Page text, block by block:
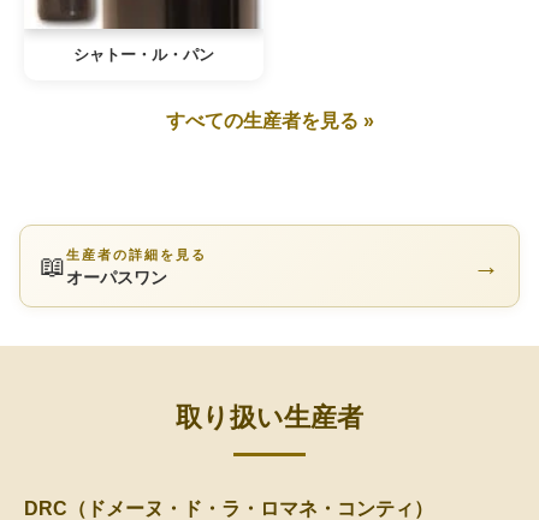
シャトー・ル・パン
すべての生産者を見る »
📖生産者の詳細を見る
オーパスワン →
取り扱い生産者
DRC（ドメーヌ・ド・ラ・ロマネ・コンティ）